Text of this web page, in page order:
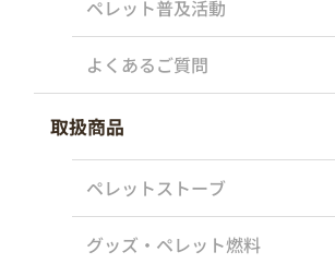
ペレット普及活動
よくあるご質問
取扱商品
ペレットストーブ
グッズ・ペレット燃料